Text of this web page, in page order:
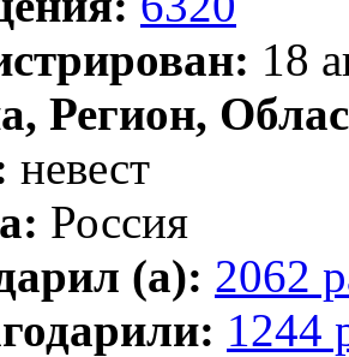
18
Регион,
невест
Россия
(а): 2062
1244